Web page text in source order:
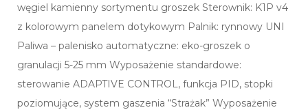
węgiel kamienny sortymentu groszek Sterownik: K1P v4
z kolorowym panelem dotykowym Palnik: rynnowy UNI
Paliwa – palenisko automatyczne: eko-groszek o
granulacji 5-25 mm Wyposażenie standardowe:
sterowanie ADAPTIVE CONTROL, funkcja PID, stopki
poziomujące, system gaszenia “Strażak” Wyposażenie